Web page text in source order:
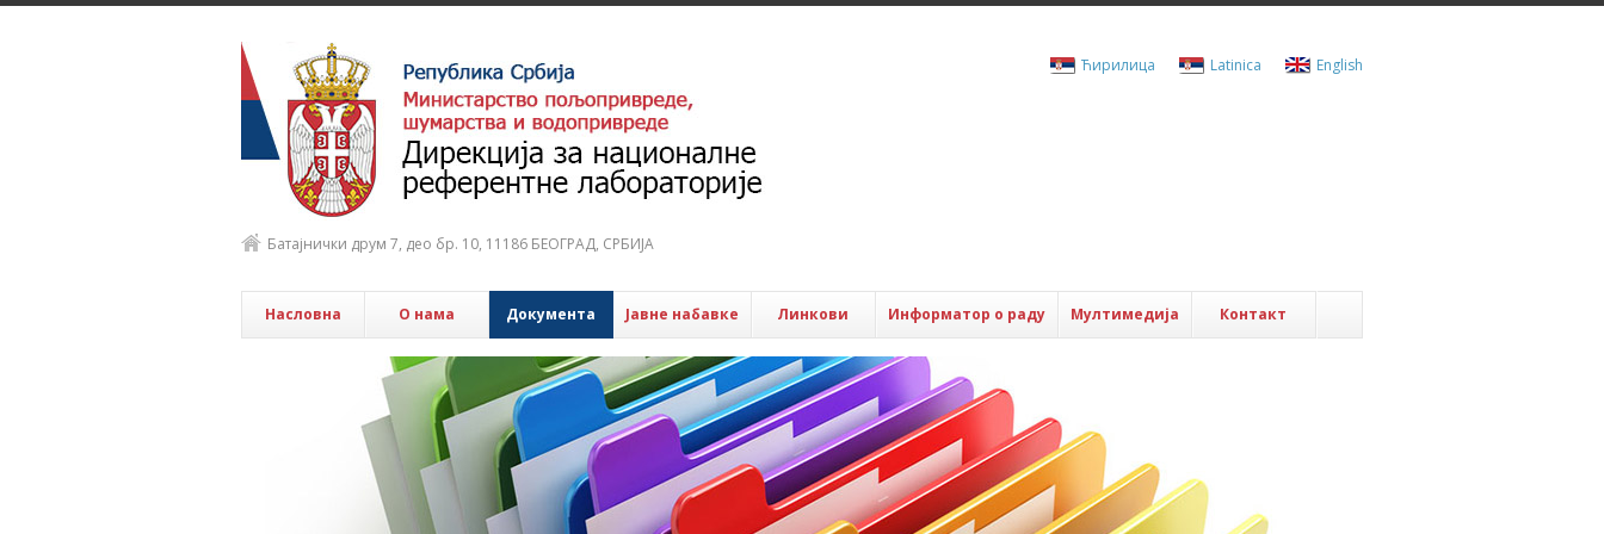
Батајнички друм 7, део бр. 10, 11186 БЕОГРАД, СРБИЈА
English
Latinica
Ћирилица
Насловна О нама Документа Јавне набавке Линкови Информатор о раду Мултимедија Контакт